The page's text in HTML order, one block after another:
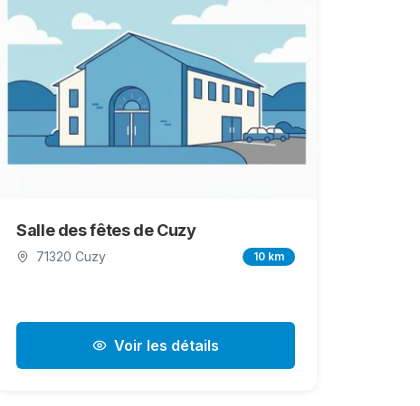
Salle des fêtes de Cuzy
71320 Cuzy 10 km
Voir les détails